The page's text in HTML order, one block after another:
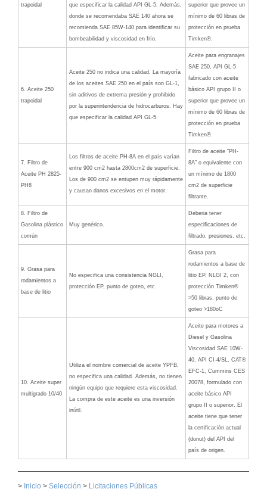
trapoidal
que especificar la calidad API GL-5. Además,
donde se recomendaba SAE 140 ahora se
recomienda SAE 85W-140 para identificar su
bombeabilidad y viscosidad en frío.
superior que provee un
mínimo de 60 libras de
protección en prueba
Timken®.
6. Aceite 250
trapoidal
Aceite 250 no indica una calidad. La mayoría
de los aceites SAE 250 en el país son GL-1,
sin aditivos de extrema presión y prohibido
por la superintendencia de hidrocarburos. Hay
que especificar la calidad API GL-5.
Aceite para engranajes
SAE 250, API GL-5
fabricado con aceite
básico API grupo II o
superior que provee un
mínimo de 60 libras de
protección en prueba
Timken®.
7. Filtro de
Aceite PH 2825-
PH8
Los filtros de aceite PH-8A en el país varían
entre 900 cm2 hasta 2800cm2 de superficie.
Los de 900 cm2 se entupen muy rápidamente
y causan danos excesivos en el motor.
Filtro de aceite “PH-
8A” o equivalente con
un mínimo de 1800
cm2 de superficie
filtrante.
8. Filtro de
Gasolina plástico
común
Muy genérico.
Deberia tener
especificaciones de
filtrado, presiones, etc.
9. Grasa para
rodamientos a
base de litio
No especifica una consistencia NGLI,
protección EP, punto de goteo, etc.
Grasa para
rodamientos a base de
litio EP, NLGI 2, con
protección Timken®
>50 libras, punto de
goteo >180oC
10. Aceite super
multigrado 10/40
Utiliza el nombre comercial de aceite YPFB,
no especifica una calidad. Además, no tienen
ningún equipo que requiere esta viscosidad.
La compra de este aceite es una inversión
inútil.
Aceite para motores a
Diesel y Gasolina
Viscosidad SAE 10W-
40, API CI-4/SL, CAT®
EFC-1, Cummins CES
20078, formulado con
aceite básico API
grupo II o superior. El
aceite tiene que tener
la certificación actual
(donut) del API del
país de origen.
> Inicio > Selección > Licitaciones Públicas